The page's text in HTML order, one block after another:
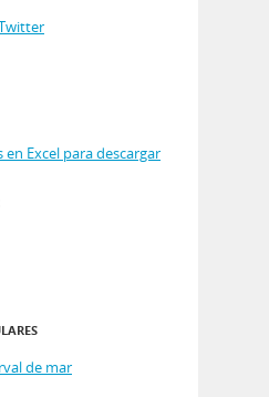
Excel para descargar
de mar